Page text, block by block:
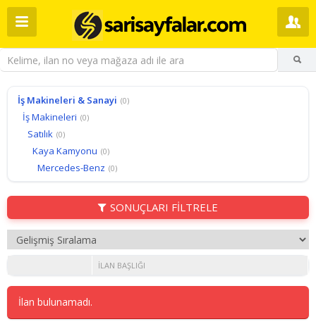
İş Makineleri & Sanayi (0)
İş Makineleri (0)
Satılık (0)
Kaya Kamyonu (0)
Mercedes-Benz (0)
SONUÇLARI FİLTRELE
İLAN BAŞLIĞI
İlan bulunamadı.